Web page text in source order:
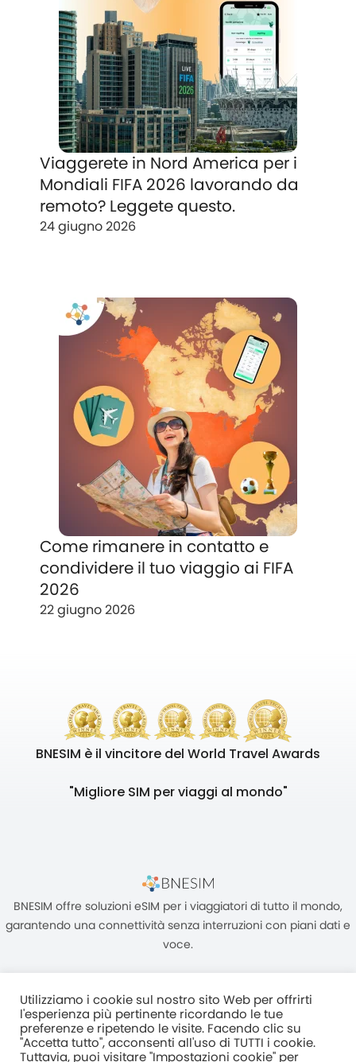
Viaggerete in Nord America per i
Mondiali FIFA 2026 lavorando da
remoto? Leggete questo.
24 giugno 2026
Come rimanere in contatto e
condividere il tuo viaggio ai FIFA
2026
22 giugno 2026
BNESIM è il vincitore del World Travel Awards
"Migliore SIM per viaggi al mondo"
BNESIM offre soluzioni eSIM per i viaggiatori di tutto il mondo,
garantendo una connettività senza interruzioni con piani dati e
voce.
Unità C, 8/F, King Palace Plaza, NO:55 King Yip Street, Kwun Tong,
Kowloon, HONG KONG
Utilizziamo i cookie sul nostro sito Web per offrirti
l'esperienza più pertinente ricordando le tue
preferenze e ripetendo le visite. Facendo clic su
"Accetta tutto", acconsenti all'uso di TUTTI i cookie.
Tuttavia, puoi visitare "Impostazioni cookie" per